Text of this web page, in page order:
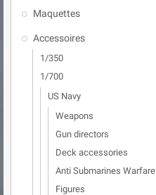
Maquettes
Accessoires
1/350
1/700
US Navy
Weapons
Gun directors
Deck accessories
Anti Submarines Warfare
Figures